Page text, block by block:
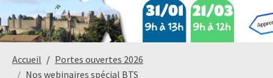
Accueil
Portes ouvertes 2026
Nos webinaires spécial BTS